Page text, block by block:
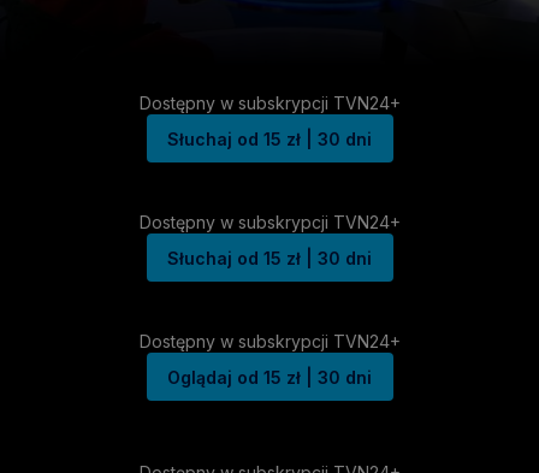
Dostępny w subskrypcji TVN24+
Słuchaj od 15 zł | 30 dni
Dostępny w subskrypcji TVN24+
Słuchaj od 15 zł | 30 dni
Dostępny w subskrypcji TVN24+
Oglądaj od 15 zł | 30 dni